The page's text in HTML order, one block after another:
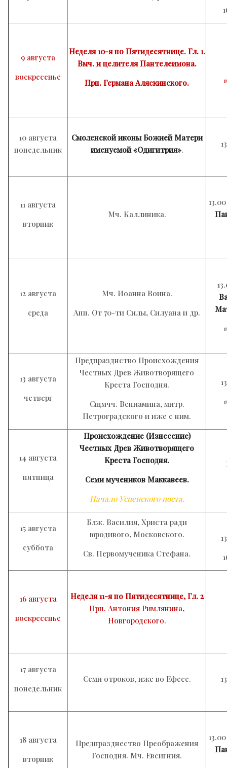
9 августа
воскресенье
Неделя 10-я по Пятидесятнице. Гл. 1.
Вмч. и целителя Пантелеимона.
Прп. Германа Аляскинского.
10 августа
понедельник
Смоленской иконы Божией Матери
именуемой «Одигитрия».
11 августа
вторник
Мч. Каллиника.
12 августа
среда
Мч. Иоанна Воина.
Апп. От 70-ти Силы, Силуана и др.
13 августа
четверг
Предпразднство Происхождения
Честных Древ Животворящего
Креста Господня.
Сщмчч. Вениамина, митр.
Петроградского и иже с ним.
14 августа
пятница
Происхождение (Изнесение)
Честных Древ Животворящего
Креста Господня.
Семи мучеников Маккавеев.
Начало Успенского поста.
15 августа
суббота
Блж. Василия, Христа ради
юродивого, Московского.
Св. Первомученика Стефана.
16 августа
воскресенье
Неделя 11-я по Пятидесятнице, Гл. 2
Прп. Антония Римлянина,
Новгородского.
17 августа
понедельник
Семи отроков, иже во Ефесе.
18 августа
вторник
Предпразднество Преображения
Господня. Мч. Евсигния.